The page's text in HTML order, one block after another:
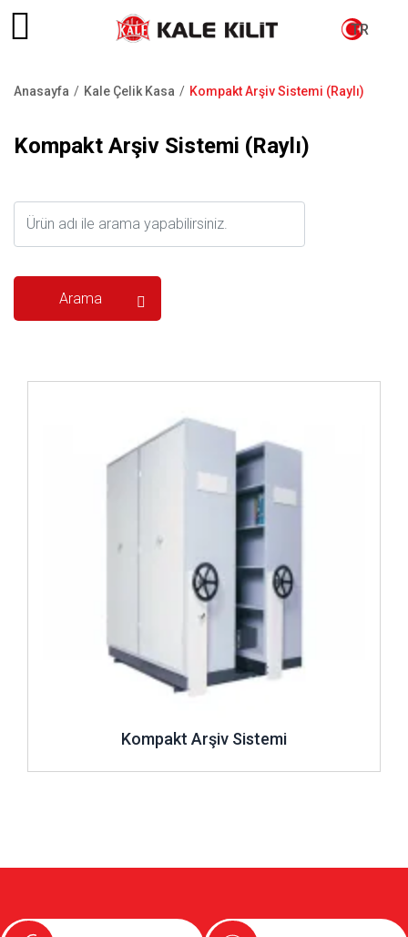
TR
yolu
Anasayfa Kale Çelik Kasa Kompakt Arşiv Sistemi (Raylı)
Kompakt Arşiv Sistemi (Raylı)
Kompakt Arşiv Sistemi